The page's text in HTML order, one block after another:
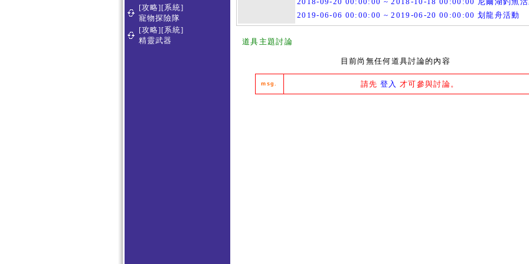
[攻略][系統]
寵物探險隊
[攻略][系統]
精靈武器
2019-06-06 00:00:00 ~ 2019-06-20 00:00:00 划龍舟活動
道具主題討論
目前尚無任何道具討論的內容
msg. 請先 登入 才可參與討論。